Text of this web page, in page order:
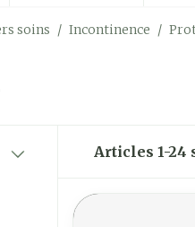
soins / Incontinence /
Articles 1-24